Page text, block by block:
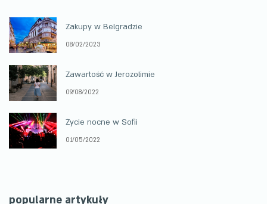
Zakupy w Belgradzie
08/02/2023
Zawartość w Jerozolimie
09/08/2022
Życie nocne w Sofii
01/05/2022
popularne artykuły